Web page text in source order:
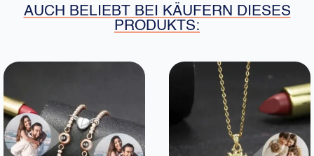
AUCH BELIEBT BEI KÄUFERN DIESES
PRODUKTS: